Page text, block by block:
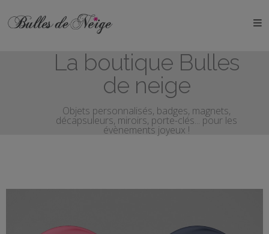
La boutique Bulles
de neige
Objets personnalisés, badges, magnets,
décapsuleurs, miroirs, porte-clés... pour les
évènements joyeux !
ÉVÉNEMENTS
Anniversaires
Communions